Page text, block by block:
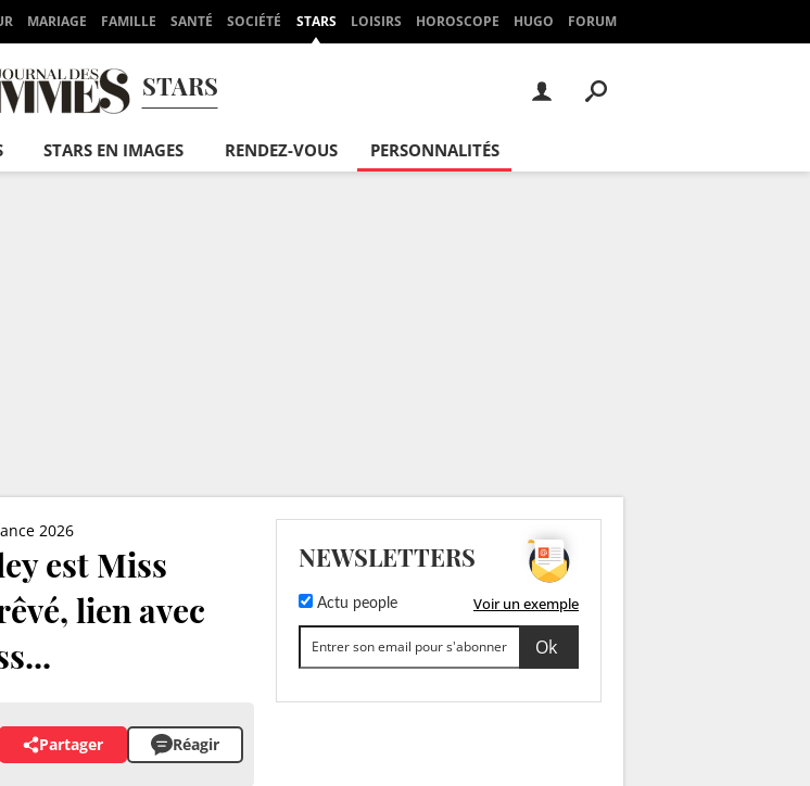
MARIAGE FAMILLE SANTÉ SOCIÉTÉ STARS LOISIRS HOROSCOPE HUGO FORUM
STARS
STARS EN IMAGES RENDEZ-VOUS PERSONNALITÉS
2026
est Miss
lien avec
Partager Réagir
NEWSLETTERS
Actu people Voir un exemple